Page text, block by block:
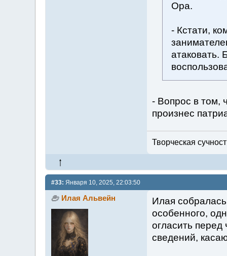
Ора.
- Кстати,
атаковать.
- Вопрос в том,
произнес
Творческая
#33: Января 10, 2025, 22:03:50
Илая Альвейн
Илая
особенного,
огласить
сведений,